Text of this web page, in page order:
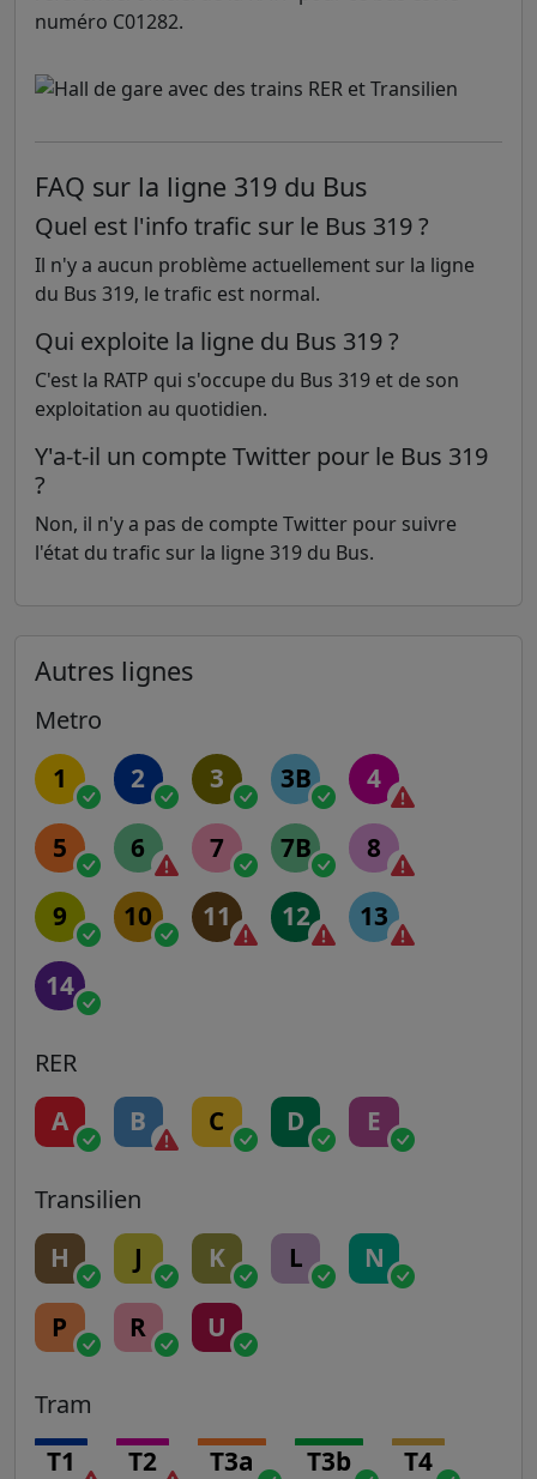
numéro C01282.
FAQ sur la ligne 319 du Bus
Quel est l'info trafic sur le Bus 319 ?
Il n'y a aucun problème actuellement sur la ligne
du Bus 319, le trafic est normal.
Qui exploite la ligne du Bus 319 ?
C'est la RATP qui s'occupe du Bus 319 et de son
exploitation au quotidien.
Y'a-t-il un compte Twitter pour le Bus 319
?
Non, il n'y a pas de compte Twitter pour suivre
l'état du trafic sur la ligne 319 du Bus.
Autres lignes
Metro
1 2 3 3B 4
5 6 7 7B 8
9 10 11 12 13
14
RER
A B C D E
Transilien
H J K L N
P R U
Tram
T1 T2 T3a T3b T4